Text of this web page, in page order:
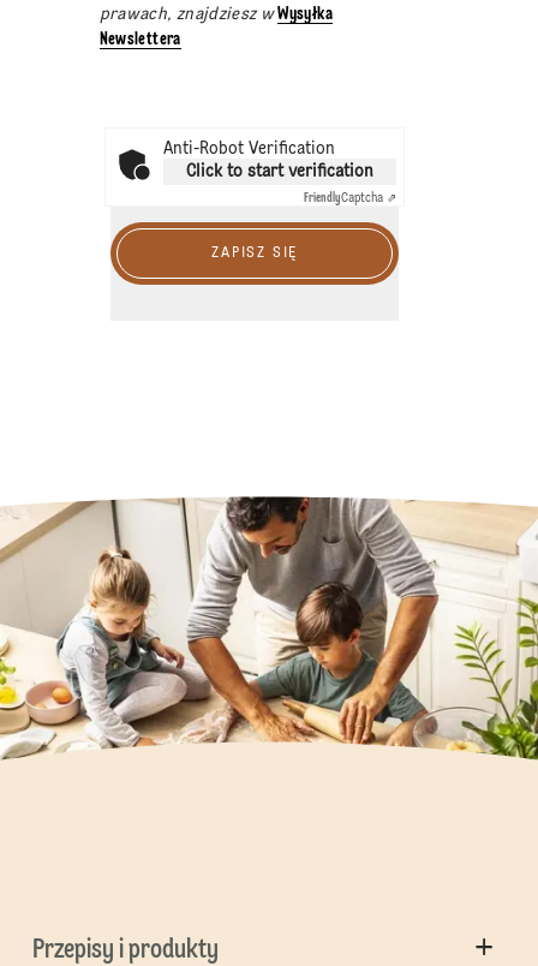
prawach, znajdziesz wWysyłka
Newslettera
Anti-Robot Verification
Click to start verification
FriendlyCaptcha ⇗
ZAPISZ SIĘ
Przepisy i produkty